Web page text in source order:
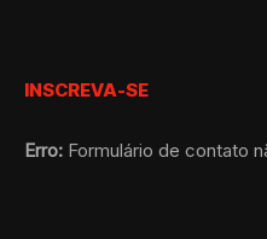
INSCREVA-SE
Erro: Formulário de contato